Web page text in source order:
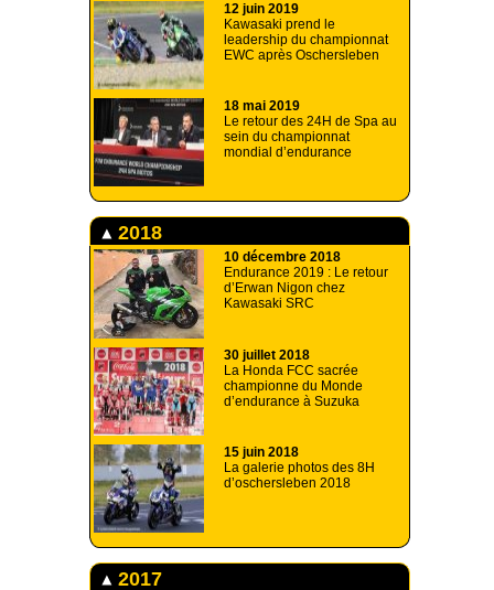
12 juin 2019
Kawasaki prend le
leadership du championnat
EWC après Oschersleben
18 mai 2019
Le retour des 24H de Spa au
sein du championnat
mondial d’endurance
2018
10 décembre 2018
Endurance 2019 : Le retour
d’Erwan Nigon chez
Kawasaki SRC
30 juillet 2018
La Honda FCC sacrée
championne du Monde
d’endurance à Suzuka
15 juin 2018
La galerie photos des 8H
d’oschersleben 2018
2017